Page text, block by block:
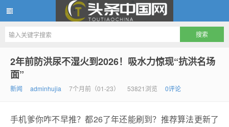
头条中国网
2年前防洪尿不湿火到2026！吸水力惊现“抗洪名场
面”
新闻 adminhujia 7个月前（01-23） 53821浏览 0评论
手机爹你咋不早推？都26了年还能刷到？推荐算法更新了